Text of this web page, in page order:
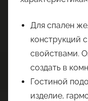
Для спален
конструкций
свойствами.
создать в
Гостиной
изделие,